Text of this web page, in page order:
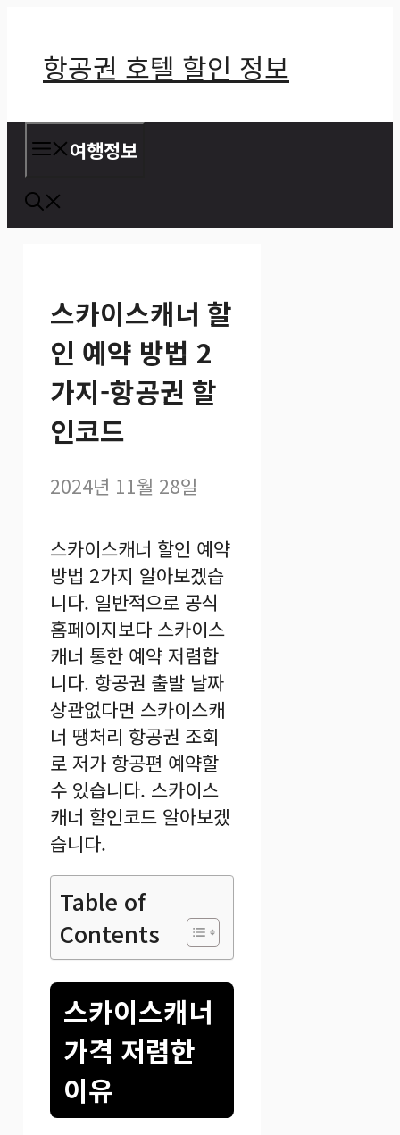
건
항공권 호텔 할인 정보
여행정보
스카이스캐너 할
인 예약 방법 2
가지-항공권 할
인코드
2024년 11월 28일
스카이스캐너 할인 예약
방법 2가지 알아보겠습
니다. 일반적으로 공식
홈페이지보다 스카이스
캐너 통한 예약 저렴합
니다. 항공권 출발 날짜
상관없다면 스카이스캐
너 땡처리 항공권 조회
로 저가 항공편 예약할
수 있습니다. 스카이스
캐너 할인코드 알아보겠
습니다.
Table of
Contents
스카이스캐너
가격 저렴한
이유